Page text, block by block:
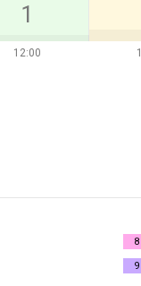
12:00
1
8
9